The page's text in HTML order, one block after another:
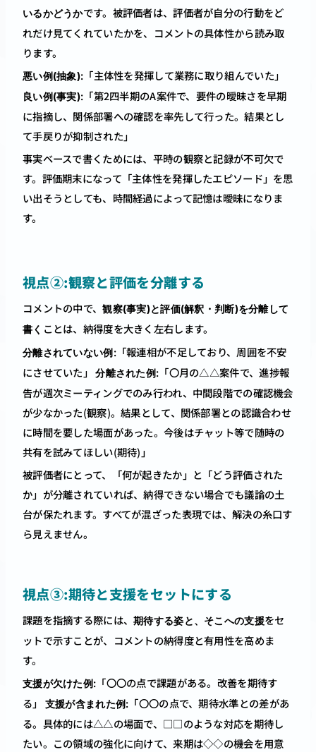
いるかどうかです。被評価者は、評価者が自分の行動をど
れだけ見てくれていたかを、コメントの具体性から読み取
ります。
悪い例(抽象)
良い例(事実):「第2四半期のA案件で、要件の曖昧さを早期
に指摘し、関係部署への確認を率先して行った。結果とし
て手戻りが抑制された」
事実ベースで書くためには、平時の観察と記録が不可欠で
す。評価期末になって「主体性を発揮したエピソード」を思
い出そうとしても、時間経過によって記憶は曖昧になりま
す。
視点②:観察と評価を分離する
コメントの中で、観察(事実)と評価(解釈・判断)を分離して
書く ことは、納得度を大きく左右します。
分離されていない例:「報連相が不足しており、周囲を不安
にさせていた」 分離された例:「〇月の△△案件で、進捗報
告が週次ミーティングでのみ行われ、中間段階での確認機会
が少なかった(観察)。結果として、関係部署との認識合わせ
に時間を要した場面があった。今後はチャット等で随時の
共有を試みてほしい(期待)」
被評価者にとって、「何が起きたか」と「どう評価された
か」が分離されていれば、納得できない場合でも議論の土
台が保たれます。すべてが混ざった表現では、解決の糸口す
ら見えません。
視点③:期待と支援をセットにする
課題を指摘する際には、期待する姿と、そこへの支援をセ
ットで示すことが、コメントの納得度と有用性を高めま
す。
支援が欠けた例:「〇〇の点で課題がある。改善を期待す
る」
支援が含まれた例:「〇〇の点で、期待水準との差があ
る。具体的には△△の場面で、□□のような対応を期待し
たい。この領域の強化に向けて、来期は◇◇の機会を用意